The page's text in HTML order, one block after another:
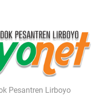
Pesantren Lirboyo